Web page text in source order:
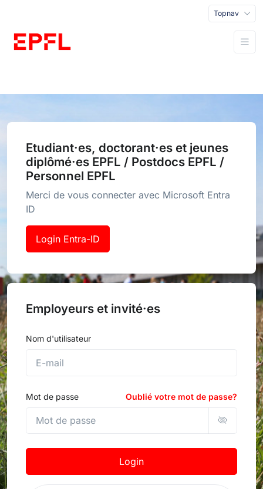
Topnav
Etudiant·es, doctorant·es et jeunes
diplômé·es EPFL / Postdocs EPFL /
Personnel EPFL
Merci de vous connecter avec Microsoft Entra
ID
Login Entra-ID
Employeurs et invité·es
Nom d'utilisateur
Mot de passe Oublié votre mot de passe?
Login